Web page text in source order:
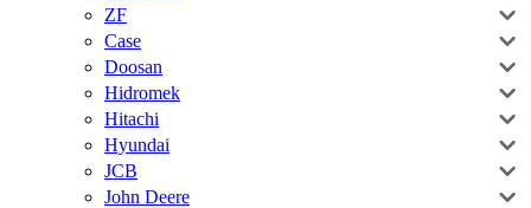
ZF
Case
Doosan
Hidromek
Hitachi
Hyundai
JCB
John Deere